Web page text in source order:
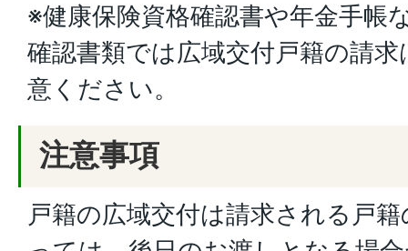
※健康保険資格確認書や年金手帳
確認書類では広域交付戸籍の請
意ください。
注意事項
戸籍の広域交付は請求される戸